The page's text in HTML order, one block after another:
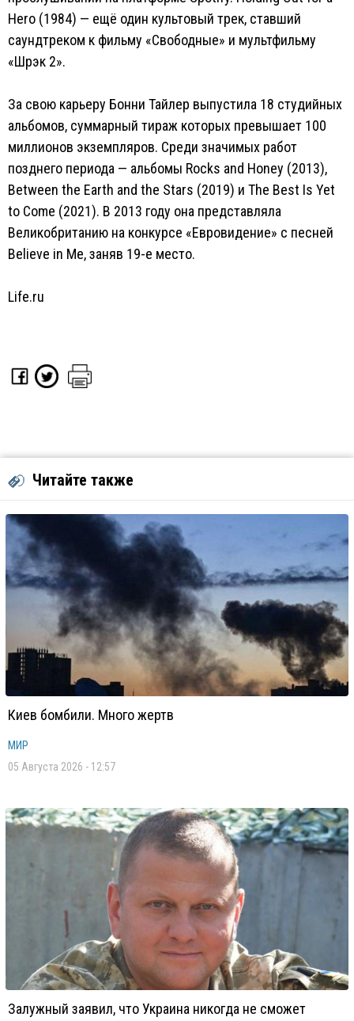
Hero (1984) — ещё один культовый трек, ставший
саундтреком к фильму «Свободные» и мультфильму
«Шрэк 2».
За свою карьеру Бонни Тайлер выпустила 18 студийных
альбомов, суммарный тираж которых превышает 100
миллионов экземпляров. Среди значимых работ
позднего периода — альбомы Rocks and Honey (2013),
Between the Earth and the Stars (2019) и The Best Is Yet
to Come (2021). В 2013 году она представляла
Великобританию на конкурсе «Евровидение» с песней
Believe in Me, заняв 19-е место.
Life.ru
Читайте также
Киев бомбили. Много жертв
МИР
05 Августа 2026 - 12:57
Залужный заявил, что Украина никогда не сможет